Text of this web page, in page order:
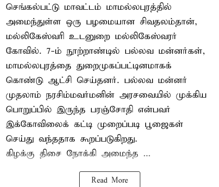
செங்கல்பட்டு மாவட்டம் மாமல்லபுரத்தில்
அமைந்துள்ள ஒரு பழமையான சிவதலம்தான்,
மல்லிகேஸ்வரி உடனுறை மல்லிகேஸ்வரர்
கோவில். 7-ம் நூற்றாண்டில் பல்லவ மன்னர்கள்,
மாமல்லபுரத்தை துறைமுகப்பட்டினமாகக்
கொண்டு ஆட்சி செய்தனர். பல்லவ மன்னர்
முதலாம் நரசிம்மவர்மனின் அரசவையில் முக்கிய
பொறுப்பில் இருந்த பரஞ்சோதி என்பவர்
இக்கோவிலைக் கட்டி முறைப்படி பூஜைகள்
செய்து வந்ததாக கூறப்படுகிறது.
கிழக்கு திசை நோக்கி அமைந்த ...
Read More